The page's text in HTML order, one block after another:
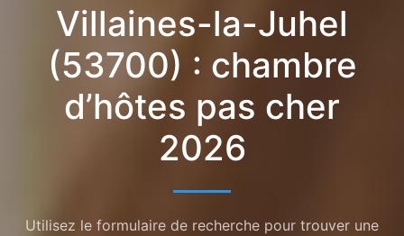
Villaines-la-Juhel
(53700) : chambre
d’hôtes pas cher
2026
Utilisez le formulaire de recherche pour trouver une